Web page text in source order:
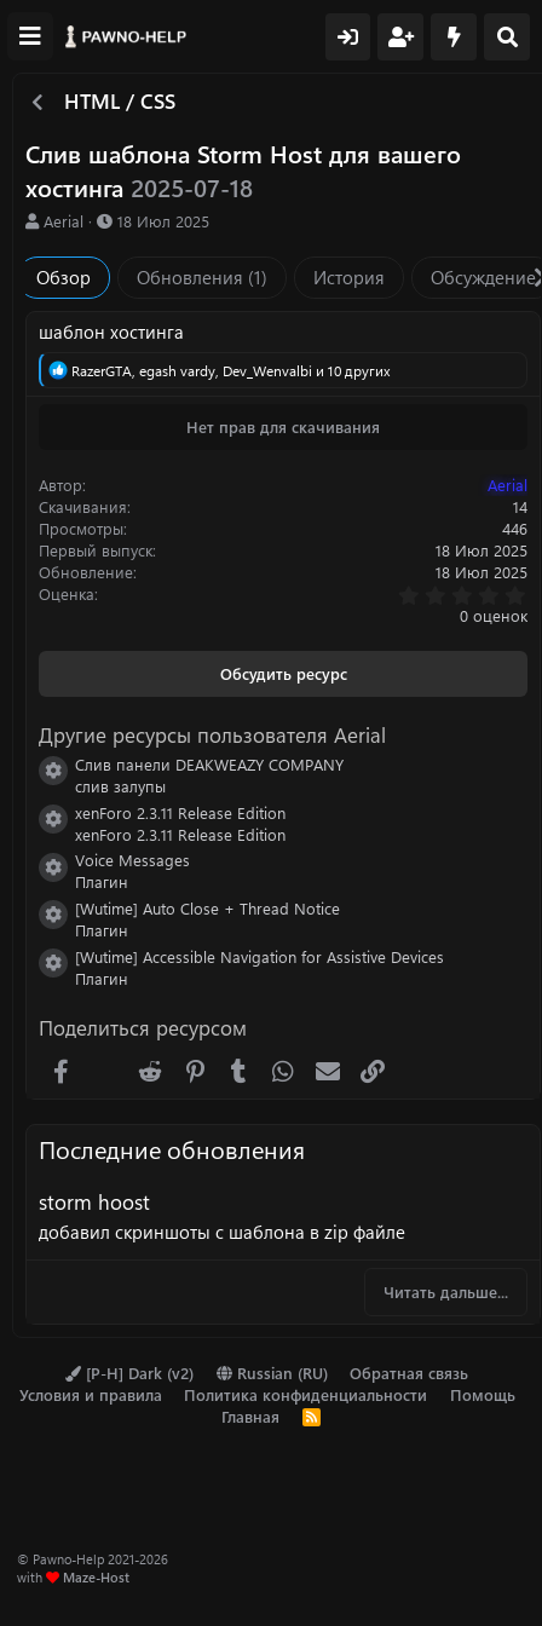
HTML / CSS
Слив шаблона Storm Host для вашего
хостинга 2025-07-18
А
т
о
Aerial
Д
о
д
18 Июл 2025
Обзор Обновления (1) История Обсуждение
шаблон хостинга
Р
и
:
RazerGTA, egash vardy, Dev_Wenvalbi и 10 других
Нет прав для скачивания
Автор
Aerial
Скачивания
14
Просмотры
446
Первый выпуск
18 Июл 2025
Обновление
18 Июл 2025
Оценка
.
0
0 оценок
Обсудить ресурс
Другие ресурсы пользователя Aerial
Иконка ресурса
Слив панели DEAKWEAZY COMPANY
слив залупы
Иконка ресурса
xenForo 2.3.11 Release Edition
xenForo 2.3.11 Release Edition
Иконка ресурса
Voice Messages
Плагин
Иконка ресурса
[Wutime] Auto Close + Thread Notice
Плагин
Иконка ресурса
[Wutime] Accessible Navigation for Assistive Devices
Плагин
Поделиться ресурсом
FacebookX (Twitter)
Reddit PinterestTumblr WhatsAppЭлектронная почта
Последние обновления
storm hoost
добавил скриншоты с шаблона в zip файле
Читать дальше...
[P-H] Dark (v2) Russian (RU)
Обратная связь
Условия и правила
Политика конфиденциальности
Помощь
Главная
R
© Pawno-Help 2021-2026
with
Maze-Host